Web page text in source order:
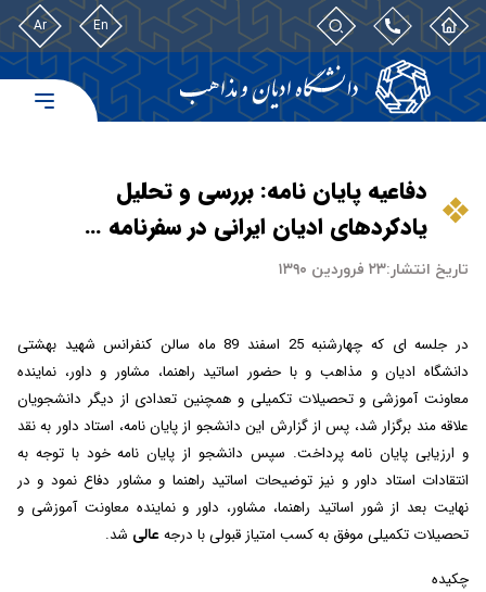
En
Ar
دفاعیه پایان نامه: بررسی و تحلیل
یادکردهای ادیان ایرانی در سفرنامه …
تاریخ انتشار:۲۳ فروردین ۱۳۹۰
در جلسه ای که چهارشنبه25 اسفند 89 ماه سالن کنفرانس شهید بهشتی
دانشگاه ادیان و مذاهب و با حضور اساتید راهنما، مشاور و داور، نماینده
معاونت آموزشی و تحصیلات تکمیلی و همچنین تعدادی از دیگر دانشجویان
علاقه مند برگزار شد، پس از گزارش این دانشجو از پایان نامه، استاد داور به نقد
و ارزیابی پایان نامه پرداخت. سپس دانشجو از پایان نامه خود با توجه به
انتقادات استاد داور و نیز توضیحات اساتید راهنما و مشاور دفاع نمود و در
نهایت بعد از شور اساتید راهنما، مشاور، داور و نماینده معاونت آموزشی و
تحصیلات تکمیلی موفق به کسب امتیاز قبولی با درجهعالی شد.
چکیده